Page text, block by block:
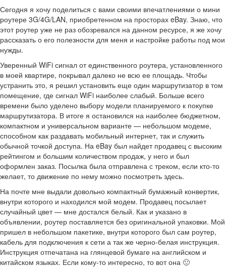
Сегодня я хочу поделиться с вами своими впечатлениями о мини
роутере 3G/4G/LAN, приобретенном на просторах eBay. Знаю, что
этот роутер уже не раз обозревался на данном ресурсе, я же хочу
рассказать о его полезности для меня и настройке работы под мои
нужды.
Уверенный WiFi сигнал от единственного роутера, установленного
в моей квартире, покрывал далеко не всю ее площадь. Чтобы
устранить это, я решил установить еще один маршрутизатор в том
помещение, где сигнал WiFi наиболее слабый. Больше всего
времени было уделено выбору модели планируемого к покупке
маршрутизатора. В итоге я остановился на наиболее бюджетном,
компактном и универсальном варианте — небольшом модеме,
способном как раздавать мобильный интернет, так и служить
обычной точкой доступа. На eBay был найдет продавец с высоким
рейтингом и большим количеством продаж, у него и был
оформлен заказ. Посылка была отправлена с треком, если кто-то
желает, то движение по нему можно посмотреть здесь.
На почте мне выдали довольно компактный бумажный конвертик,
внутри которого и находился мой модем. Продавец посылает
случайный цвет — мне достался белый. Как и указано в
объявлении, роутер поставляется без оригинальной упаковки. Мой
пришел в небольшом пакетике, внутри которого был сам роутер,
кабель для подключения к сети а так же черно-белая инструкция.
Инструкция отпечатана на глянцевой бумаге на английском и
китайском языках. Если кому-то интересно, то вот она 🙂